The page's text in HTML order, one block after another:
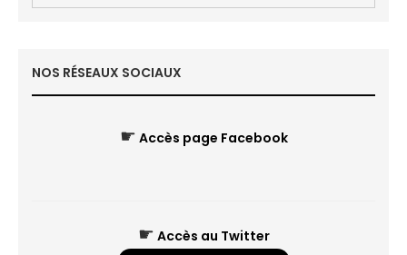
NOS RÉSEAUX SOCIAUX
☛ Accès page Facebook
☛ Accès au Twitter